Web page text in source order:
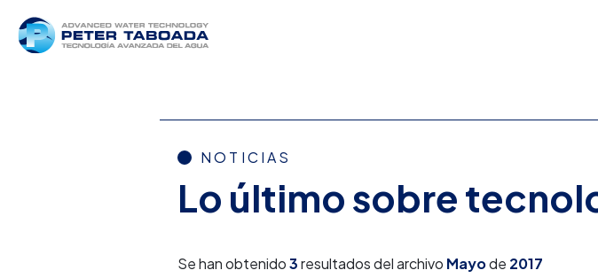
NOTICIAS
Lo último sobre
Se han obtenido3resultados del archivo Mayode 2017